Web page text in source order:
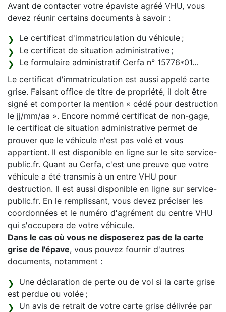
Avant de contacter votre épaviste agréé VHU, vous
devez réunir certains documents à savoir :
Le certificat d'immatriculation du véhicule ;
Le certificat de situation administrative ;
Le formulaire administratif Cerfa n° 15776*01…
Le certificat d'immatriculation est aussi appelé carte
grise. Faisant office de titre de propriété, il doit être
signé et comporter la mention « cédé pour destruction
le jj/mm/aa ». Encore nommé certificat de non-gage,
le certificat de situation administrative permet de
prouver que le véhicule n'est pas volé et vous
appartient. Il est disponible en ligne sur le site service-
public.fr. Quant au Cerfa, c'est une preuve que votre
véhicule a été transmis à un entre VHU pour
destruction. Il est aussi disponible en ligne sur service-
public.fr. En le remplissant, vous devez préciser les
coordonnées et le numéro d'agrément du centre VHU
qui s'occupera de votre véhicule.
Dans le cas où vous ne disposerez pas de la carte
grise de l'épave, vous pouvez fournir d'autres
documents, notamment :
Une déclaration de perte ou de vol si la carte grise
est perdue ou volée ;
Un avis de retrait de votre carte grise délivrée par